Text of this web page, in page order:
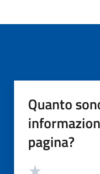
Quanto
pagina?
Valutazione